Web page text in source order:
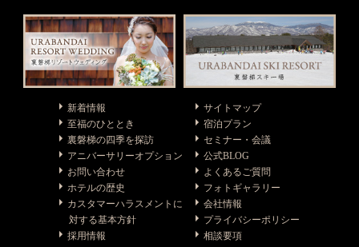
新着情報
至福のひととき
裏磐梯の四季を探訪
アニバーサリーオプション
お問い合わせ
ホテルの歴史
カスタマーハラスメントに
対する基本方針
採用情報
サイトマップ
宿泊プラン
セミナー・会議
公式BLOG
よくあるご質問
フォトギャラリー
会社情報
プライバシーポリシー
相談要項